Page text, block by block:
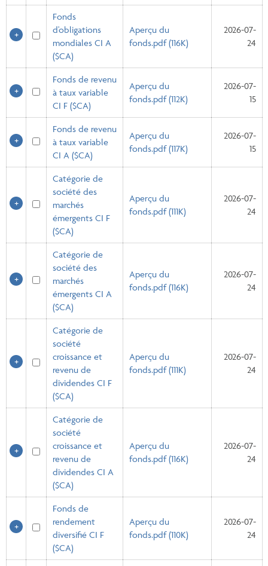
Fonds
d'obligations
mondiales CI A
($CA)
Aperçu du
fonds.pdf (116K)
2026-07-
24
Fonds de revenu
à taux variable
CI F ($CA)
Aperçu du
fonds.pdf (112K)
2026-07-
15
Fonds de revenu
à taux variable
CI A ($CA)
Aperçu du
fonds.pdf (117K)
2026-07-
15
Catégorie de
société des
marchés
émergents CI F
($CA)
Aperçu du
fonds.pdf (111K)
2026-07-
24
Catégorie de
société des
marchés
émergents CI A
($CA)
Aperçu du
fonds.pdf (116K)
2026-07-
24
Catégorie de
société
croissance et
revenu de
dividendes CI F
($CA)
Aperçu du
fonds.pdf (111K)
2026-07-
24
Catégorie de
société
croissance et
revenu de
dividendes CI A
($CA)
Aperçu du
fonds.pdf (116K)
2026-07-
24
Fonds de
rendement
diversifié CI F
($CA)
Aperçu du
fonds.pdf (110K)
2026-07-
24